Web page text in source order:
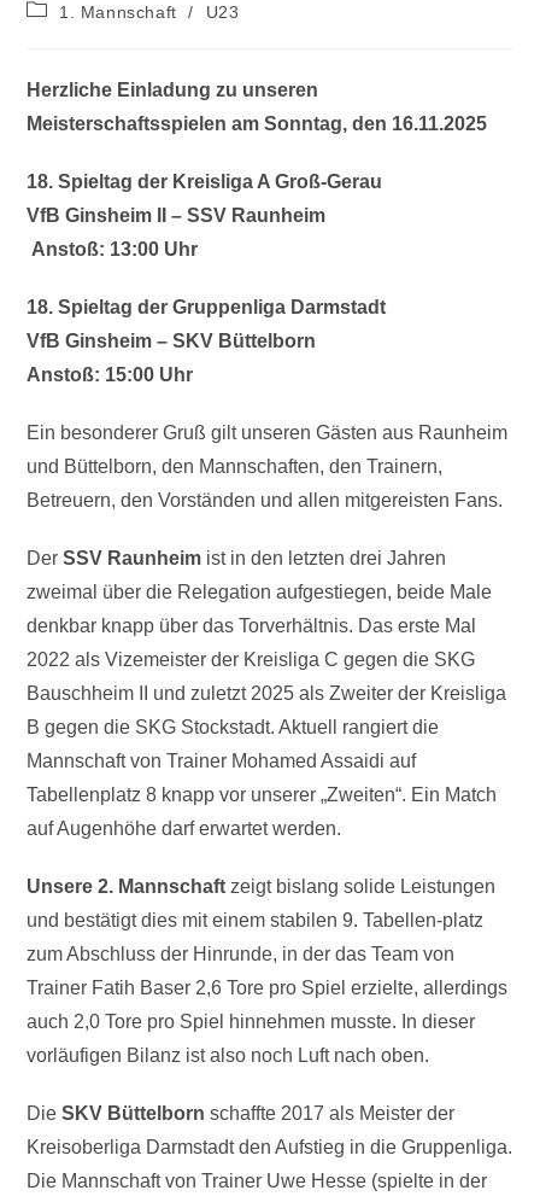
1. Mannschaft
/ U23
Herzliche Einladung zu unseren
Meisterschaftsspielen am Sonntag, den 16.11.2025
18. Spieltag der Kreisliga A Groß-Gerau
VfB Ginsheim II – SSV Raunheim
Anstoß: 13:00 Uhr
18. Spieltag der Gruppenliga Darmstadt
VfB Ginsheim – SKV Büttelborn
Anstoß: 15:00 Uhr
Ein besonderer Gruß gilt unseren Gästen aus Raunheim
und Büttelborn, den Mannschaften, den Trainern,
Betreuern, den Vorständen und allen mitgereisten Fans.
DerSSV Raunheim ist in den letzten drei Jahren
zweimal über die Relegation aufgestiegen, beide Male
denkbar knapp über das Torverhältnis. Das erste Mal
2022 als Vizemeister der Kreisliga C gegen die SKG
Bauschheim II und zuletzt 2025 als Zweiter der Kreisliga
B gegen die SKG Stockstadt. Aktuell rangiert die
Mannschaft von Trainer Mohamed Assaidi auf
Tabellenplatz 8 knapp vor unserer „Zweiten“. Ein Match
auf Augenhöhe darf erwartet werden.
Unsere 2. Mannschaft zeigt bislang solide Leistungen
und bestätigt dies mit einem stabilen 9. Tabellen-platz
zum Abschluss der Hinrunde, in der das Team von
Trainer Fatih Baser 2,6 Tore pro Spiel erzielte, allerdings
auch 2,0 Tore pro Spiel hinnehmen musste. In dieser
vorläufigen Bilanz ist also noch Luft nach oben.
DieSKV Büttelborn schaffte 2017 als Meister der
Kreisoberliga Darmstadt den Aufstieg in die Gruppenliga.
Die Mannschaft von Trainer Uwe Hesse (spielte in der